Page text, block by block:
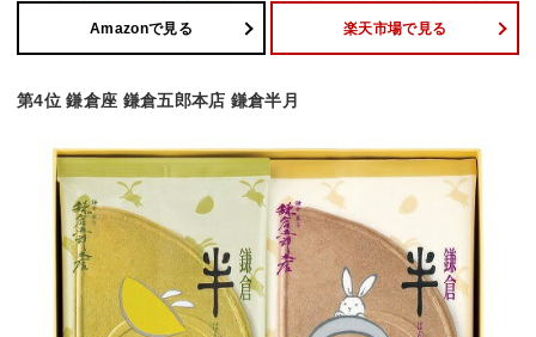
Amazonで見る 楽天市場で見る
第4位 鎌倉座 鎌倉五郎本店 鎌倉半月